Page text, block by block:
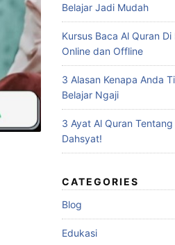
Belajar Jadi Mudah
Kursus Baca Al Quran Di
Online dan Offline
3 Alasan Kenapa Anda
Belajar Ngaji
3 Ayat Al Quran
Dahsyat!
CATEGORIES
Blog
Edukasi